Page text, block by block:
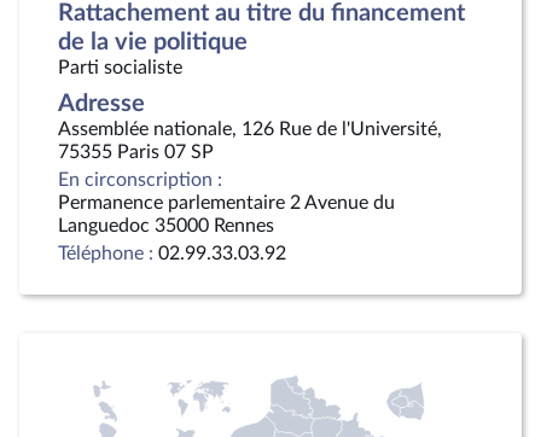
Rattachement au titre du financement
de la vie politique
Parti socialiste
Adresse
Assemblée nationale, 126 Rue de l'Université,
75355 Paris 07 SP
En circonscription :
Permanence parlementaire 2 Avenue du
Languedoc 35000 Rennes
Téléphone : 02.99.33.03.92